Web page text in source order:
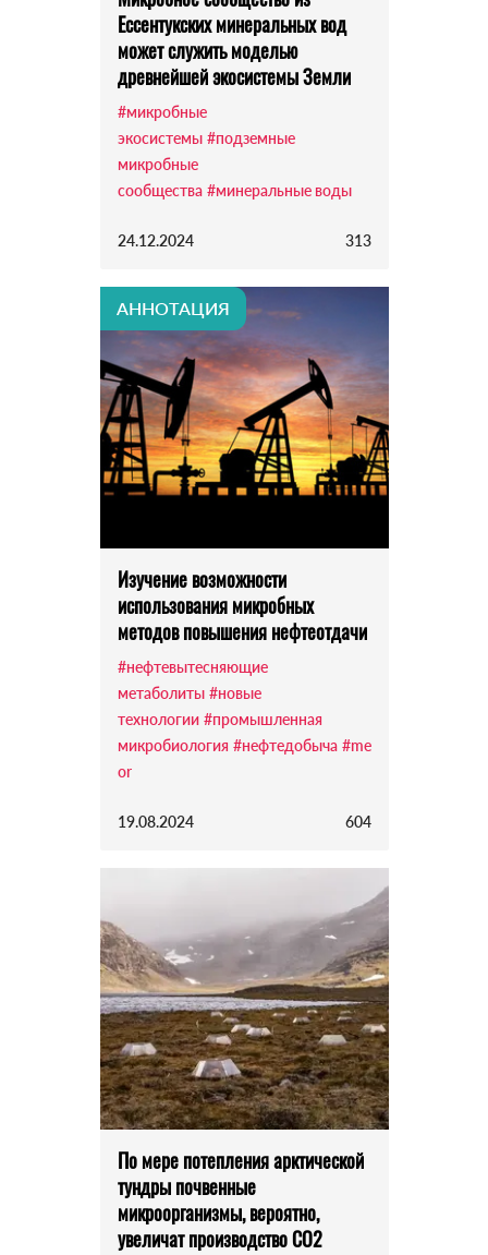
Ессентукских минеральных вод
может служить моделью
древнейшей экосистемы Земли
#микробные
экосистемы #подземные
микробные
сообщества #минеральные воды
24.12.2024 313
АННОТАЦИЯ
Изучение возможности
использования микробных
методов повышения нефтеотдачи
#нефтевытесняющие
метаболиты #новые
технологии #промышленная
микробиология #нефтедобыча #me
or
19.08.2024 604
По мере потепления арктической
тундры почвенные
микроорганизмы, вероятно,
увеличат производство CO2